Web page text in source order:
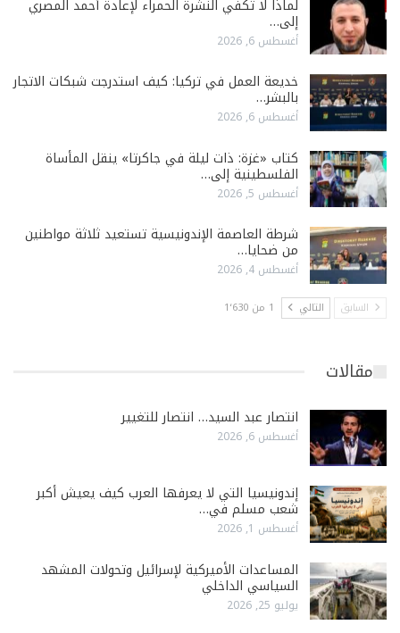
لماذا لا تكفي النشرة الحمراء لإعادة أحمد المصري
إلى…
أغسطس 6, 2026
خديعة العمل في تركيا: كيف استدرجت شبكات الاتجار
بالبشر…
أغسطس 6, 2026
كتاب «غزة: ذات ليلة في جاكرتا» ينقل المأساة
الفلسطينية إلى…
أغسطس 5, 2026
شرطة العاصمة الإندونيسية تستعيد ثلاثة مواطنين
من ضحايا…
أغسطس 4, 2026
السابق التالي 1 من 1٬630
مقالات
انتصار عبد السيد… انتصار للتغيير
أغسطس 6, 2026
إندونيسيا التي لا يعرفها العرب كيف يعيش أكبر
شعب مسلم في…
أغسطس 1, 2026
المساعدات الأميركية لإسرائيل وتحولات المشهد
السياسي الداخلي
يوليو 25, 2026